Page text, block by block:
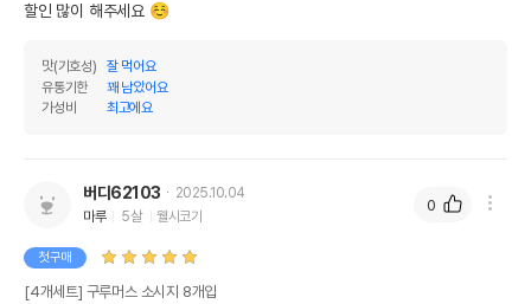
조단백질
조지방
조회분 1.73% 4.74%
인
할인 많이 해주세요 ☺️
맛(기호성)
잘 먹어요
유통기한
꽤 남았어요
가성비
최고에요
버디62103
2025.10.04
마루
5살 웰시코기
첫구매
[4개세트] 구루머스 소시지 8개입
0